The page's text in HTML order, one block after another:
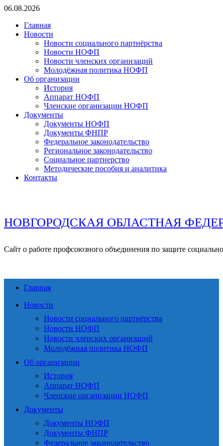
Перейти
содержимому
06.08.2026
Главная
Новости
Новости социального партнёрства
Новости НОФП
Новости членских организаций
Молодёжная политика НОФП
Об организации
История
Аппарат НОФП
Членские организации НОФП
Документы
Документы НОФП
Документы ФНПР
Федеральное законодательство
Региональное законодательство
Социальное партнерство
Методические пособия и аналитика
Контакты
НОВГОРОДСКАЯ ОБЛАСТНАЯ
Сайт о работе профсоюзного объединения по защите
Главная
Новости
Новости социального партнёрства
Новости НОФП
Новости членских организаций
Молодёжная политика НОФП
Об организации
История
Аппарат НОФП
Членские организации НОФП
Документы
Документы НОФП
Документы ФНПР
Федеральное законодательство